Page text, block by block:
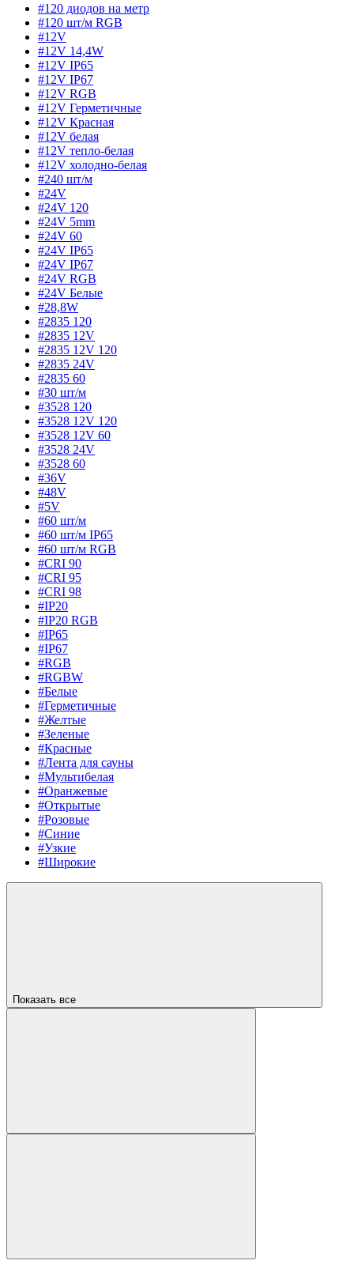
#120 диодов на метр
#120 шт/м RGB
#12V
#12V 14,4W
#12V IP65
#12V IP67
#12V RGB
#12V Герметичные
#12V Красная
#12V белая
#12V тепло-белая
#12V холодно-белая
#240 шт/м
#24V
#24V 120
#24V 5mm
#24V 60
#24V IP65
#24V IP67
#24V RGB
#24V Белые
#28,8W
#2835 120
#2835 12V
#2835 12V 120
#2835 24V
#2835 60
#30 шт/м
#3528 120
#3528 12V 120
#3528 12V 60
#3528 24V
#3528 60
#36V
#48V
#5V
#60 шт/м
#60 шт/м IP65
#60 шт/м RGB
#CRI 90
#CRI 95
#CRI 98
#IP20
#IP20 RGB
#IP65
#IP67
#RGB
#RGBW
#Белые
#Герметичные
#Желтые
#Зеленые
#Красные
#Лента для сауны
#Мультибелая
#Оранжевые
#Открытые
#Розовые
#Синие
#Узкие
#Широкие
Показать все